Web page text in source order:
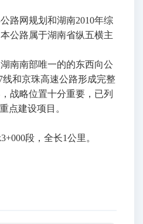
路网规划和湖南2010年综
公路属于湖南省纵五横主
南南部唯一的的东西向公
线和京珠高速公路形成完整
战略位置十分重要，已列
点建设项目。
段，全长1公里。